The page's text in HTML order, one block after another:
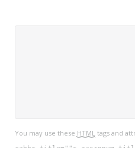
You may use these HTMLtags and